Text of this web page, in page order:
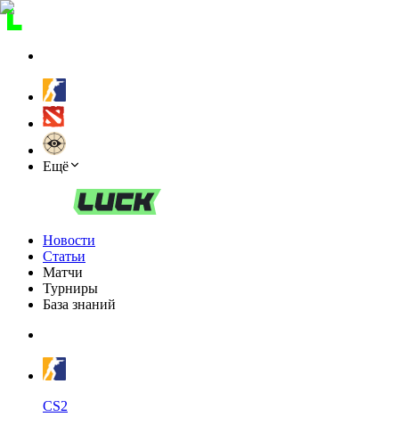
Ещё
Новости
Статьи
Матчи
Турниры
База знаний
CS2